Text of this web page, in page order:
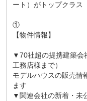
ート）がトップクラス
①
【物件情報】
▼70社超の提携建築会
工務店様まで）
モデルハウスの販売情
ます
▼関連会社の新着・未